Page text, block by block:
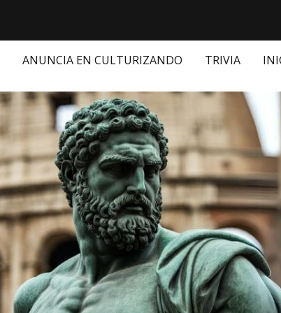
ANUNCIA EN CULTURIZANDO TRIVIA